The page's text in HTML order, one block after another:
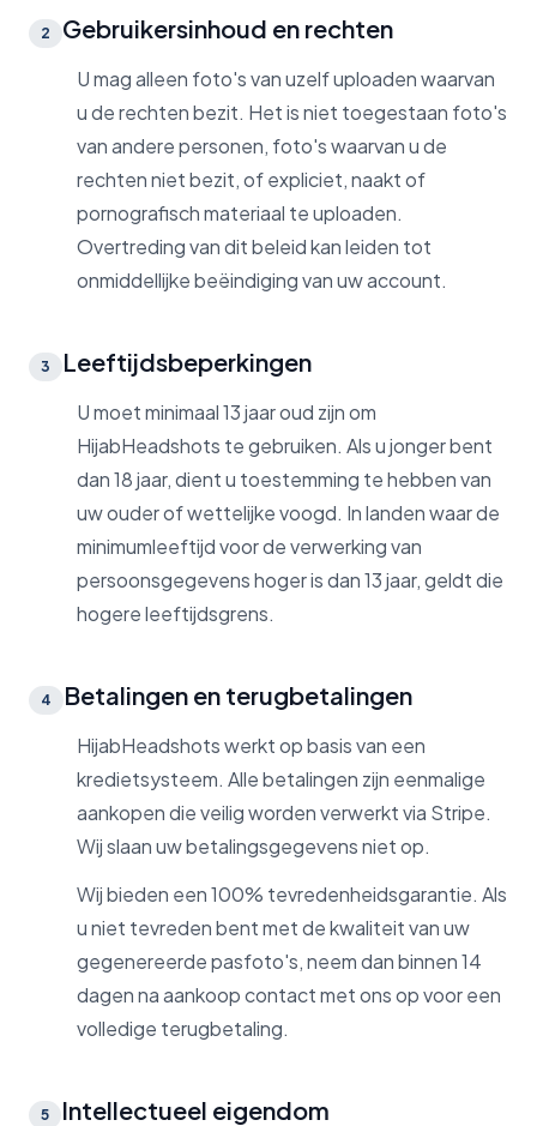
2 Gebruikersinhoud en rechten
U mag alleen foto's van uzelf uploaden waarvan
u de rechten bezit. Het is niet toegestaan foto's
van andere personen, foto's waarvan u de
rechten niet bezit, of expliciet, naakt of
pornografisch materiaal te uploaden.
Overtreding van dit beleid kan leiden tot
onmiddellijke beëindiging van uw account.
3 Leeftijdsbeperkingen
U moet minimaal 13 jaar oud zijn om
HijabHeadshots te gebruiken. Als u jonger bent
dan 18 jaar, dient u toestemming te hebben van
uw ouder of wettelijke voogd. In landen waar de
minimumleeftijd voor de verwerking van
persoonsgegevens hoger is dan 13 jaar, geldt die
hogere leeftijdsgrens.
4 Betalingen en terugbetalingen
HijabHeadshots werkt op basis van een
kredietsysteem. Alle betalingen zijn eenmalige
aankopen die veilig worden verwerkt via Stripe.
Wij slaan uw betalingsgegevens niet op.
Wij bieden een 100% tevredenheidsgarantie. Als
u niet tevreden bent met de kwaliteit van uw
gegenereerde pasfoto's, neem dan binnen 14
dagen na aankoop contact met ons op voor een
volledige terugbetaling.
5 Intellectueel eigendom